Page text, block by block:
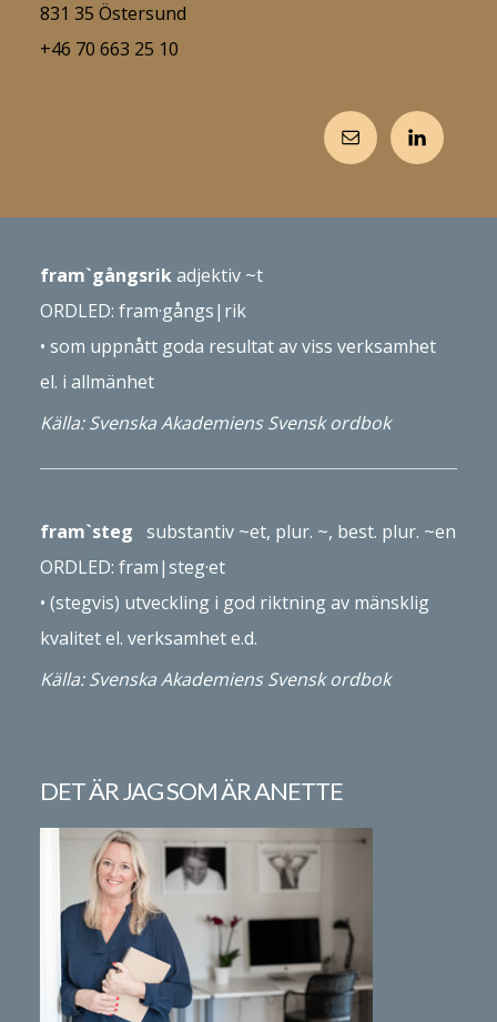
831 35 Östersund
+46 70 663 25 10
fram`gångsrik adjektiv ~t
ORDLED: fram·gångs|­rik
• som upp­nått goda resultatav viss verksamhet
el. i all­mänhet
Källa: Svenska Akademiens Svensk ordbok
fram`steg substantiv ~et, plur. ~, best. plur. ~en
ORDLED: fram|­steg·et
• (stegvis) ut­veckling i god riktning av mänsklig
kvalitet el. verksamhet e.d.
Källa: Svenska Akademiens Svensk ordbok
DET ÄR JAG SOM ÄR ANETTE